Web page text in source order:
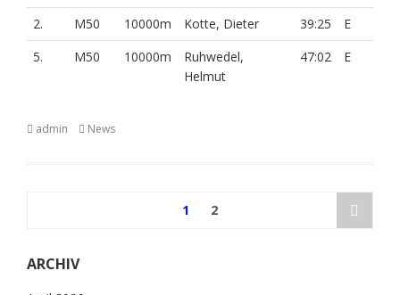
2.
M50 10000m Kotte, Dieter 39:25
E
5.
M50 10000m
Ruhwedel,
Helmut
47:02 E
admin News
Beitragsnavigation
1 2
ARCHIV